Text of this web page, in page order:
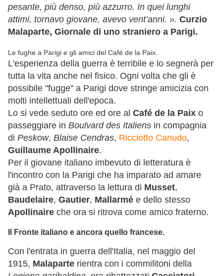
pesante, più denso, più azzurro. In quei lunghi
attimi, tornavo giovane, avevo vent’anni. ». Curzio
Malaparte, Giornale di uno straniero a Parigi.
Le fughe a Parigi e gli amici del Café de la Paix.
L'esperienza della guerra è terribile e lo segnerà per
tutta la vita anche nel fisico. Ogni volta che gli è
possibile "fugge" a Parigi dove stringe amicizia con
molti intellettuali dell'epoca.
Lo si vede seduto ore ed ore al Café de la Paix o
passeggiare in Boulvard des Italiens in compagnia
di Peskow, Blaise Cendras, Ricciotto Canudo,
Guillaume Apollinaire.
Per il giovane italiano imbevuto di letteratura è
l'incontro con la Parigi che ha imparato ad amare
già a Prato, attraverso la lettura di Musset,
Baudelaire, Gautier, Mallarmé e dello stesso
Apollinaire che ora si ritrova come amico fraterno.
Il Fronte italiano e ancora quello francese.
Con l'entrata in guerra dell'Italia, nel maggio del
1915, Malaparte rientra con i commilitoni della